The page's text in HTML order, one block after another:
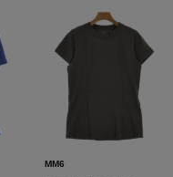
MM6